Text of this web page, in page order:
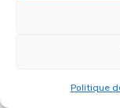
Politique
Programme